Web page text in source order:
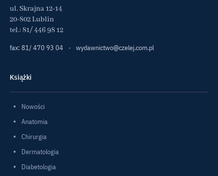
ul. Skrajna 12-14
20-802 Lublin
tel.: 81/ 446 98 12
fax: 81/ 470 93 04
· wydawnictwo@czelej.com.pl
Książki
Nowości
Anatomia
Chirurgia
Dermatologia
Diabetologia